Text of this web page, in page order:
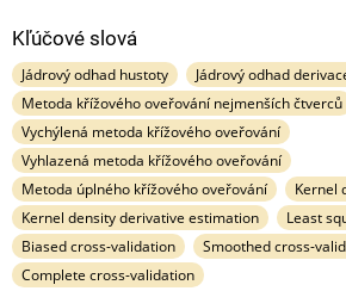
Kľúčové slová
Jádrový odhad hustoty
Jádrový odhad
Metoda křížového oveřování nejmenších čtverců
Vychýlená metoda křížového oveřování
Vyhlazená metoda křížového oveřování
Metoda úplného křížového oveřování
Kernel
Kernel density derivative estimation
Least
Biased cross-validation
Smoothed cross-
Complete cross-validation